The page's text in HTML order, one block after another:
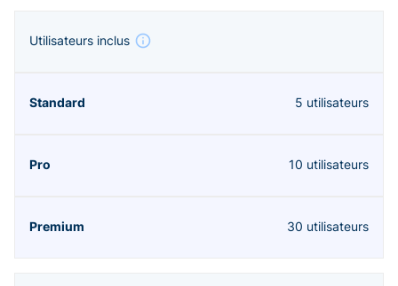
Utilisateurs inclus
5 utilisateurs
10 utilisateurs
30 utilisateurs